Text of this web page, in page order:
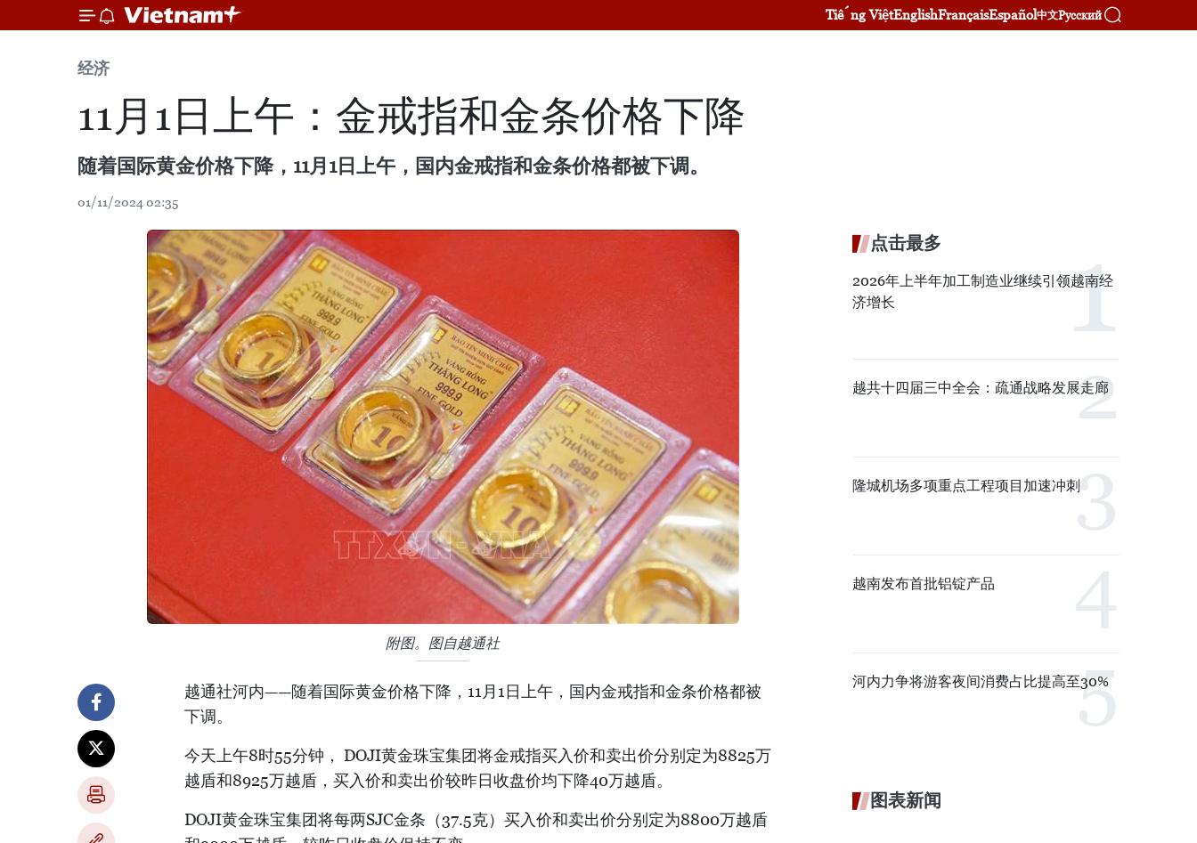
Tiếng ViệtEnglishFrançaisEspañol中文Русский
经济
11月1日上午：金戒指和金条价格下降
随着国际黄金价格下降，11月1日上午，国内金戒指和金条价格都被下调。
01/11/2024 02:35
附图。图自越通社
越通社河内——随着国际黄金价格下降，11月1日上午，国内金戒指和金条价格都被
下调。
今天上午8时55分钟， DOJI黄金珠宝集团将金戒指买入价和卖出价分别定为8825万
越盾和8925万越盾，买入价和卖出价较昨日收盘价均下降40万越盾。
DOJI黄金珠宝集团将每两SJC金条（37.5克）买入价和卖出价分别定为8800万越盾
点击最多
2026年上半年加工制造业继续引领越南经
济增长
越共十四届三中全会：疏通战略发展走廊
隆城机场多项重点工程项目加速冲刺
越南发布首批铝锭产品
河内力争将游客夜间消费占比提高至30%
图表新闻